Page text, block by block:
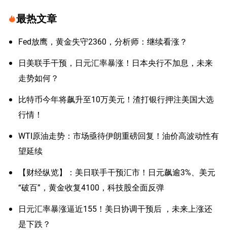
最热文章
Fed放鹰，黄金失守2360，分析师：继续看涨？
日美联手干预，日元汇率暴涨！日本央行不加息，未来
走势如何？
比特币今年将飙升至10万美元！渣打银行押注美国大选
行情！
WTI原油走势：市场亟待伊朗重磅回复！油价高波动性有
望延续
【财经纵览】：美日联手干预汇市！日元飙逾3%、美元
“破百”，黄金收复4100，科技股全面反弹
日元汇率暴涨逼近155！美日协调干预后 ，未来上涨还
是下跌？